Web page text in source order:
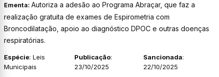
Ementa: Autoriza a adesão ao Programa Abraçar, que faz a
realização gratuita de exames de Espirometria com
Broncodilatação, apoio ao diagnóstico DPOC e outras doenças
respiratórias.
Espécie: Leis
Municipais
Publicação:
23/10/2025
Sancionada:
22/10/2025